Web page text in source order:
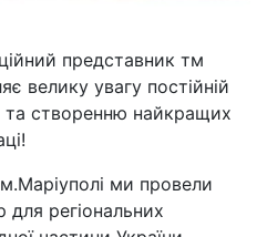
представник тм
велику увагу постійній
та створенню найкращих
ми провели
для регіональних